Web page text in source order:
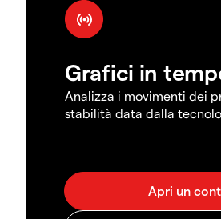
Grafici in
Analizza i movimenti dei
stabilità data dalla